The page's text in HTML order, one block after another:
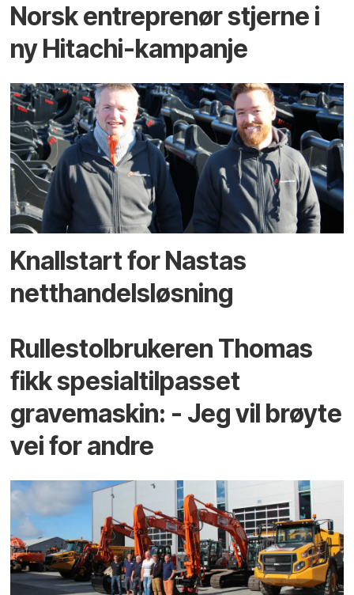
Norsk entreprenør stjerne i
ny Hitachi-kampanje
Knallstart for Nastas
netthandelsløsning
Rullestolbrukeren Thomas
fikk spesialtilpasset
gravemaskin: - Jeg vil brøyte
vei for andre